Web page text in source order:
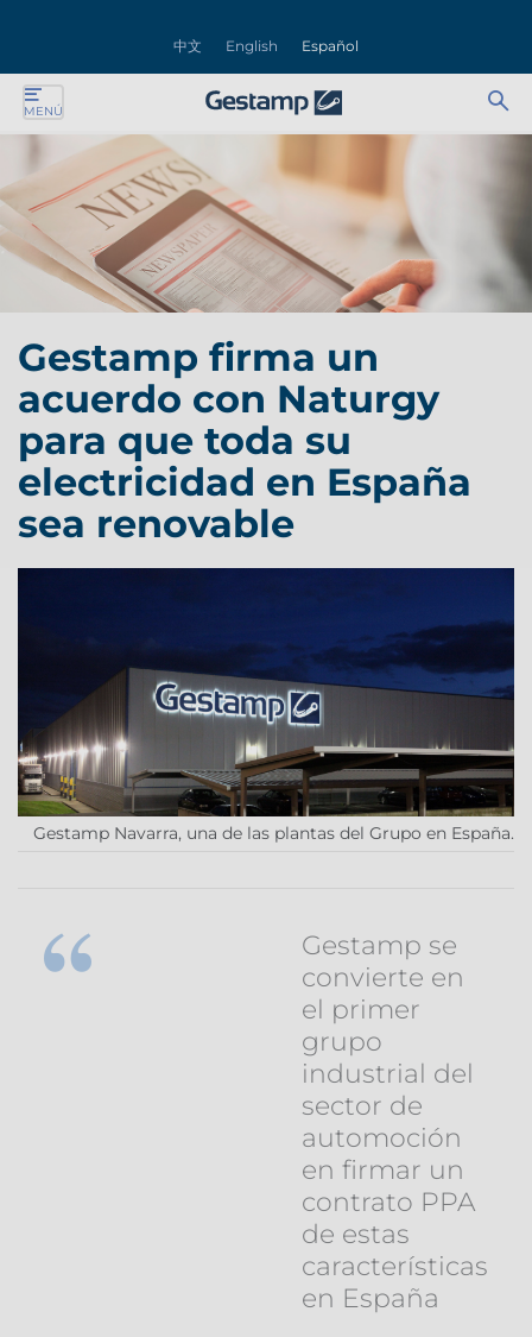
中文 English Español
MENÚ
Gestamp firma un
acuerdo con Naturgy
para que toda su
electricidad en España
sea renovable
Gestamp Navarra, una de las plantas del Grupo en España.
Gestamp se
convierte en
el primer
grupo
industrial del
sector de
automoción
en firmar un
contrato PPA
de estas
características
en España